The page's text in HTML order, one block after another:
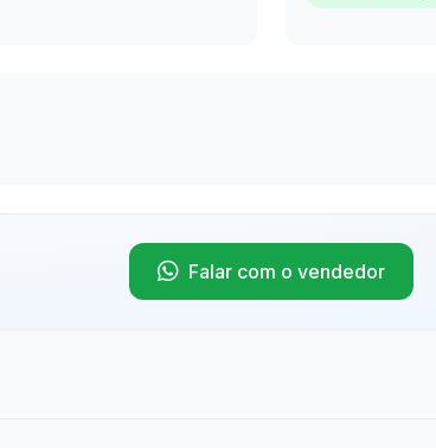
Falar com o vendedor